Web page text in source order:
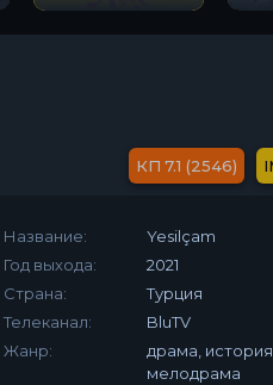
7.1 (2546)
Название:
Yesilçam
Год выхода:
2021
Страна:
Турция
Телеканал:
BluTV
Жанр:
драма, история,
мелодрама